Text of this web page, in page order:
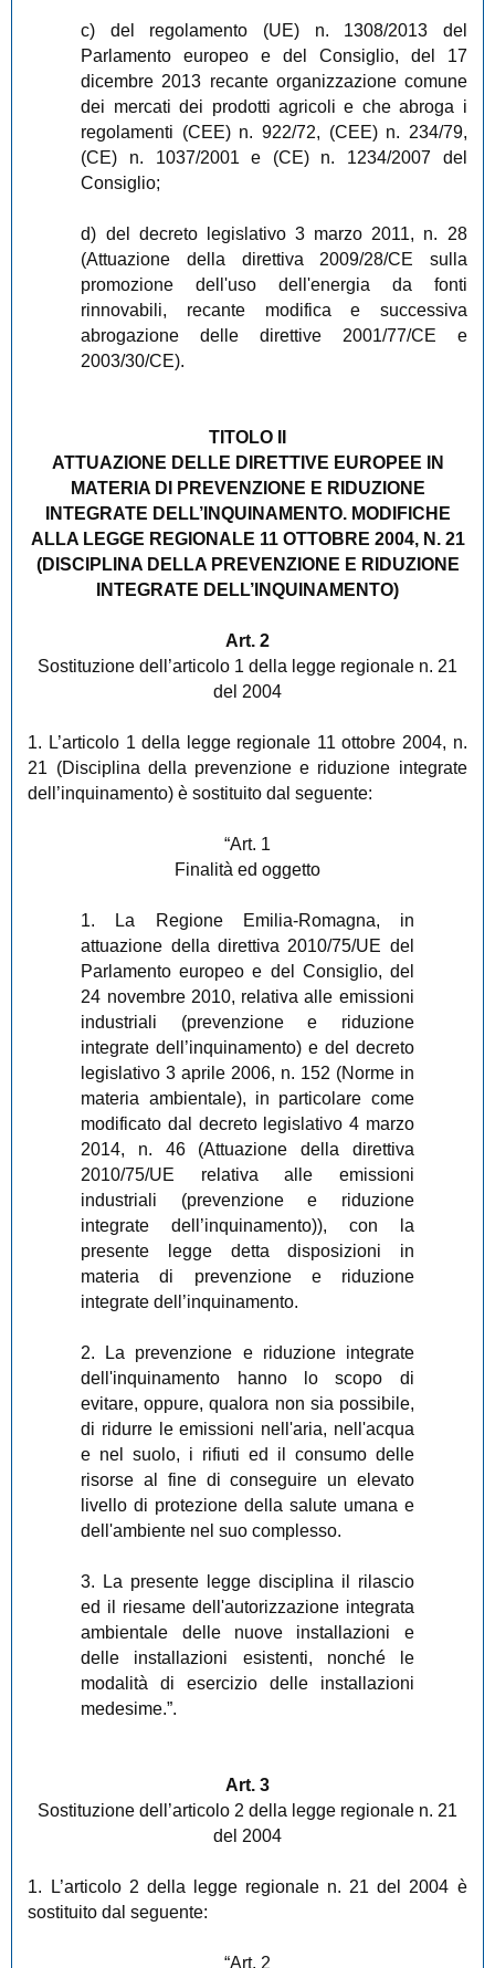
c) del regolamento (UE) n. 1308/2013 del
Parlamento europeo e del Consiglio, del 17
dicembre 2013 recante organizzazione comune
dei mercati dei prodotti agricoli e che abroga i
regolamenti (CEE) n. 922/72, (CEE) n. 234/79,
(CE) n. 1037/2001 e (CE) n. 1234/2007 del
Consiglio;
d) del decreto legislativo 3 marzo 2011, n. 28
(Attuazione della direttiva 2009/28/CE sulla
promozione dell'uso dell'energia da fonti
rinnovabili, recante modifica e successiva
abrogazione delle direttive 2001/77/CE e
2003/30/CE).
TITOLO II
ATTUAZIONE DELLE DIRETTIVE EUROPEE IN
MATERIA DI PREVENZIONE E RIDUZIONE
INTEGRATE DELL’INQUINAMENTO. MODIFICHE
ALLA LEGGE REGIONALE 11 OTTOBRE 2004, N. 21
(DISCIPLINA DELLA PREVENZIONE E RIDUZIONE
INTEGRATE DELL’INQUINAMENTO)
Art. 2
Sostituzione dell’articolo 1 della legge regionale n. 21
del 2004
1. L’articolo 1 della legge regionale 11 ottobre 2004, n.
21 (Disciplina della prevenzione e riduzione integrate
dell’inquinamento) è sostituito dal seguente:
“Art. 1
Finalità ed oggetto
1. La Regione Emilia-Romagna, in
attuazione della direttiva 2010/75/UE del
Parlamento europeo e del Consiglio, del
24 novembre 2010, relativa alle emissioni
industriali (prevenzione e riduzione
integrate dell’inquinamento) e del decreto
legislativo 3 aprile 2006, n. 152 (Norme in
materia ambientale), in particolare come
modificato dal decreto legislativo 4 marzo
2014, n. 46 (Attuazione della direttiva
2010/75/UE relativa alle emissioni
industriali (prevenzione e riduzione
integrate dell’inquinamento)), con la
presente legge detta disposizioni in
materia di prevenzione e riduzione
integrate dell’inquinamento.
2. La prevenzione e riduzione integrate
dell'inquinamento hanno lo scopo di
evitare, oppure, qualora non sia possibile,
di ridurre le emissioni nell'aria, nell'acqua
e nel suolo, i rifiuti ed il consumo delle
risorse al fine di conseguire un elevato
livello di protezione della salute umana e
dell'ambiente nel suo complesso.
3. La presente legge disciplina il rilascio
ed il riesame dell'autorizzazione integrata
ambientale delle nuove installazioni e
delle installazioni esistenti, nonché le
modalità di esercizio delle installazioni
medesime.”.
Art. 3
Sostituzione dell’articolo 2 della legge regionale n. 21
del 2004
1. L’articolo 2 della legge regionale n. 21 del 2004 è
sostituito dal seguente:
“Art. 2